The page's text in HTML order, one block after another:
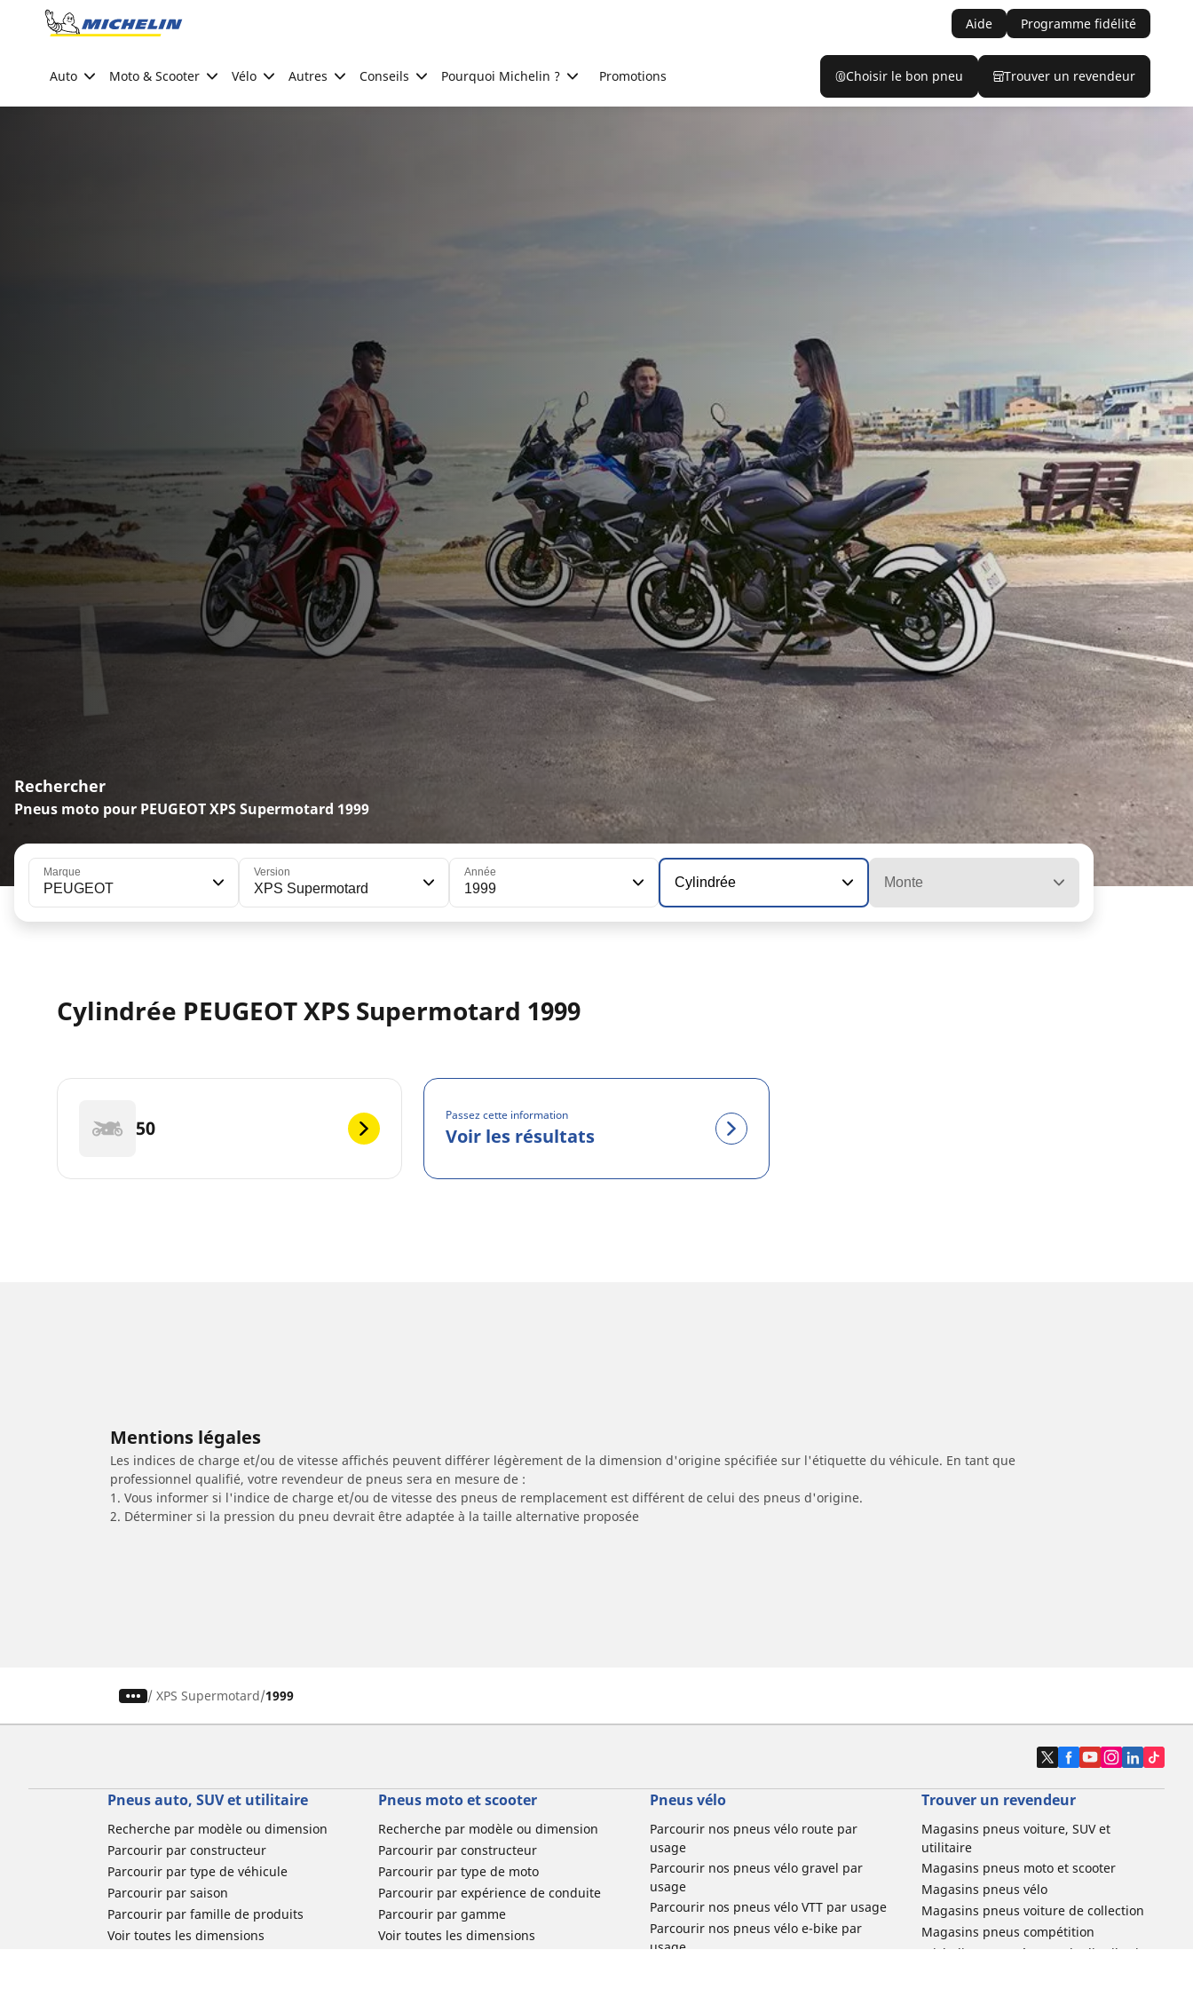
Go to page content
Aide Programme fidélité
Auto Moto & Scooter Vélo Autres Conseils Pourquoi Michelin ? Promotions Choisir le bon pneu Trouver un revendeur
Rechercher
Pneus moto pour PEUGEOT XPS Supermotard 1999
Marque
PEUGEOT
Version
XPS Supermotard
Année
1999 Cylindrée Monte
Cylindrée PEUGEOT XPS Supermotard 1999
50
Passez cette information
Voir les résultats
Mentions légales
Les indices de charge et/ou de vitesse affichés peuvent différer légèrement de la dimension d'origine spécifiée sur l'étiquette du véhicule. En tant que
professionnel qualifié, votre revendeur de pneus sera en mesure de :
1. Vous informer si l'indice de charge et/ou de vitesse des pneus de remplacement est différent de celui des pneus d'origine.
2. Déterminer si la pression du pneu devrait être adaptée à la taille alternative proposée
/ XPS Supermotard 1999
Pneus auto, SUV et utilitaire
Recherche par modèle ou dimension
Parcourir par constructeur
Parcourir par type de véhicule
Parcourir par saison
Parcourir par famille de produits
Voir toutes les dimensions
Pneus moto et scooter
Recherche par modèle ou dimension
Parcourir par constructeur
Parcourir par type de moto
Parcourir par expérience de conduite
Parcourir par gamme
Voir toutes les dimensions
Pneus vélo
Parcourir nos pneus vélo route par
usage
Parcourir nos pneus vélo gravel par
usage
Parcourir nos pneus vélo VTT par usage
Parcourir nos pneus vélo e-bike par
usage
Trouver un revendeur
Magasins pneus voiture, SUV et
utilitaire
Magasins pneus moto et scooter
Magasins pneus vélo
Magasins pneus voiture de collection
Magasins pneus compétition
Michelin et ses réseaux de distribution